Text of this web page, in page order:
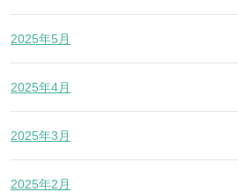
2025年5月
2025年4月
2025年3月
2025年2月